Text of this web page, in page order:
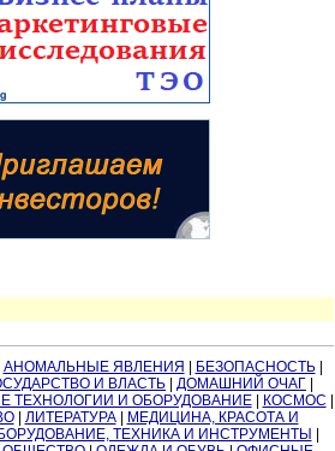
АНОМАЛЬНЫЕ ЯВЛЕНИЯ БЕЗОПАСНОСТЬ|
И ВЛАСТЬ ДОМАШНИЙ ОЧАГ
ТЕХНОЛОГИИ И ОБОРУДОВАНИЕ| КОСМОС
| ЛИТЕРАТУРА|
МЕДИЦИНА, КРАСОТА И
ТЕХНИКА И ИНСТРУМЕНТЫ